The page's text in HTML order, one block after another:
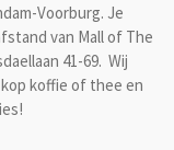
Voorburg. Je
van Mall of The
41-69. Wij
koffie of thee en